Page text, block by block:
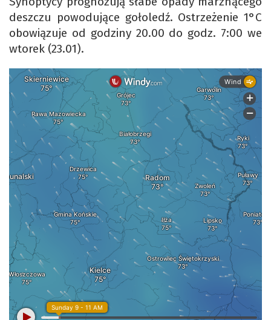
deszczu powodujące gołoledź. Ostrzeżenie 1°C
obowiązuje od godziny 20.00 do godz. 7:00 we
wtorek (23.01).